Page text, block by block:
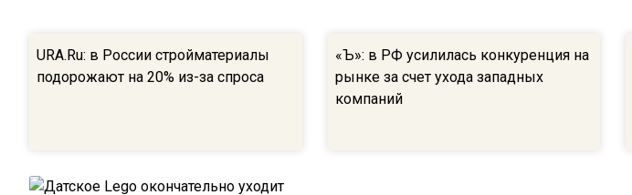
URA.Ru: в России стройматериалы
подорожают на 20% из-за спроса
«Ъ»: в РФ усилилась конкуренция на
рынке за счет ухода западных
компаний